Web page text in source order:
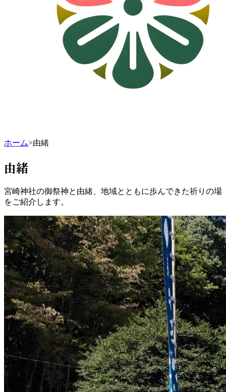
ホーム>由緒
由緒
宮崎神社の御祭神と由緒、地域とともに歩んできた祈りの場
をご紹介します。